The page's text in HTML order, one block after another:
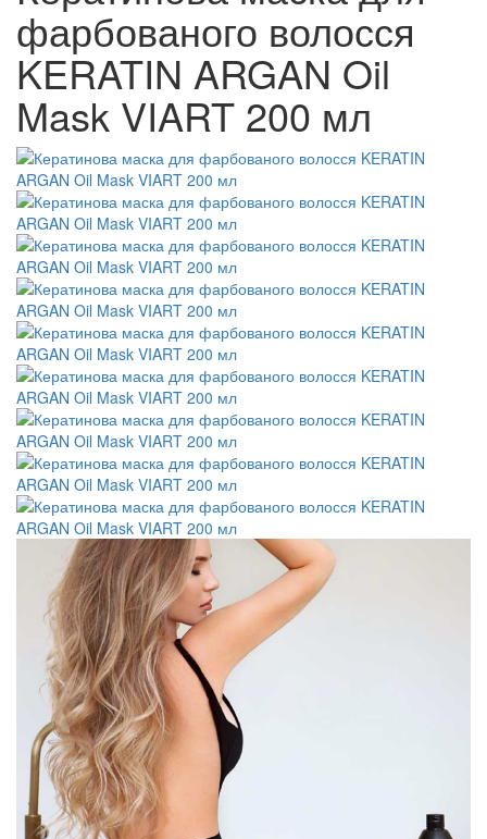
фарбованого волосся
KERATIN ARGAN Oil
Mask VIART 200 мл